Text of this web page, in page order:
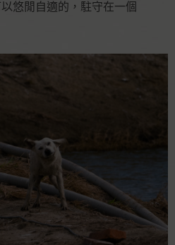
悠閒自適的，駐守在一個